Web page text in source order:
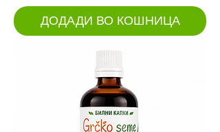
ДОДАДИ ВО КОШНИЦА